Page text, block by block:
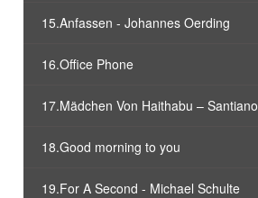
15.Anfassen - Johannes Oerding
16.Office Phone
17.Mädchen Von Haithabu – Santiano
18.Good morning to you
19.For A Second - Michael Schulte